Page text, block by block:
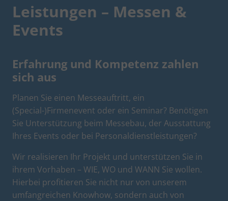
Leistungen – Messen &
Events
Erfahrung und Kompetenz zahlen
sich aus
Planen Sie einen Messeauftritt, ein
(Special-)Firmenevent oder ein Seminar? Benötigen
Sie Unterstützung beim Messebau, der Ausstattung
Ihres Events oder bei Personaldienstleistungen?
Wir realisieren Ihr Projekt und unterstützen Sie in
ihrem Vorhaben – WIE, WO und WANN Sie wollen.
Hierbei profitieren Sie nicht nur von unserem
umfangreichen Knowhow, sondern auch von